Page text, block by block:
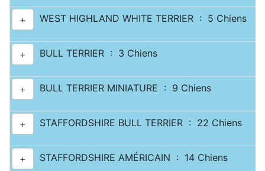
+ WEST HIGHLAND WHITE TERRIER : 5 Chiens
+ BULL TERRIER : 3 Chiens
+ BULL TERRIER MINIATURE : 9 Chiens
+ STAFFORDSHIRE BULL TERRIER : 22 Chiens
+ STAFFORDSHIRE AMÉRICAIN : 14 Chiens